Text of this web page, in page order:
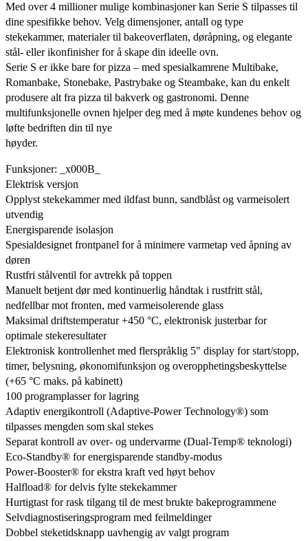
Med over 4 millioner mulige kombinasjoner kan Serie S tilpasses til
dine spesifikke behov. Velg dimensjoner, antall og type
stekekammer, materialer til bakeoverflaten, døråpning, og elegante
stål- eller ikonfinisher for å skape din ideelle ovn.
Serie S er ikke bare for pizza – med spesialkamrene Multibake,
Romanbake, Stonebake, Pastrybake og Steambake, kan du enkelt
produsere alt fra pizza til bakverk og gastronomi. Denne
multifunksjonelle ovnen hjelper deg med å møte kundenes behov og
løfte bedriften din til nye
høyder.
Funksjoner: _x000B_
Elektrisk versjon
Opplyst stekekammer med ildfast bunn, sandblåst og varmeisolert
utvendig
Energisparende isolasjon
Spesialdesignet frontpanel for å minimere varmetap ved åpning av
døren
Rustfri stålventil for avtrekk på toppen
Manuelt betjent dør med kontinuerlig håndtak i rustfritt stål,
nedfellbar mot fronten, med varmeisolerende glass
Maksimal driftstemperatur +450 °C, elektronisk justerbar for
optimale stekeresultater
Elektronisk kontrollenhet med flerspråklig 5" display for start/stopp,
timer, belysning, økonomifunksjon og overopphetingsbeskyttelse
(+65 °C maks. på kabinett)
100 programplasser for lagring
Adaptiv energikontroll (Adaptive-Power Technology®) som
tilpasses mengden som skal stekes
Separat kontroll av over- og undervarme (Dual-Temp® teknologi)
Eco-Standby® for energisparende standby-modus
Power-Booster® for ekstra kraft ved høyt behov
Halfload® for delvis fylte stekekammer
Hurtigtast for rask tilgang til de mest brukte bakeprogrammene
Selvdiagnostiseringsprogram med feilmeldinger
Dobbel steketidsknapp uavhengig av valgt program